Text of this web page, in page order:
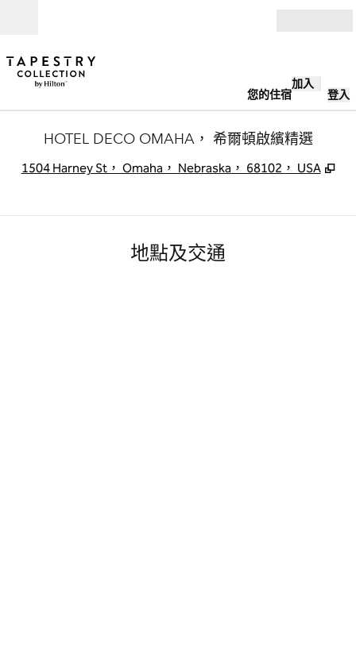
您的住宿
加入
登入
HOTEL DECO OMAHA， 希爾頓啟繽精選
1504 Harney St， Omaha， Nebraska， 68102， USA ,
地點及交通